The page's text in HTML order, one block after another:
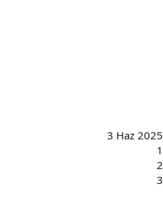
3 Haz 2025
1
2
3